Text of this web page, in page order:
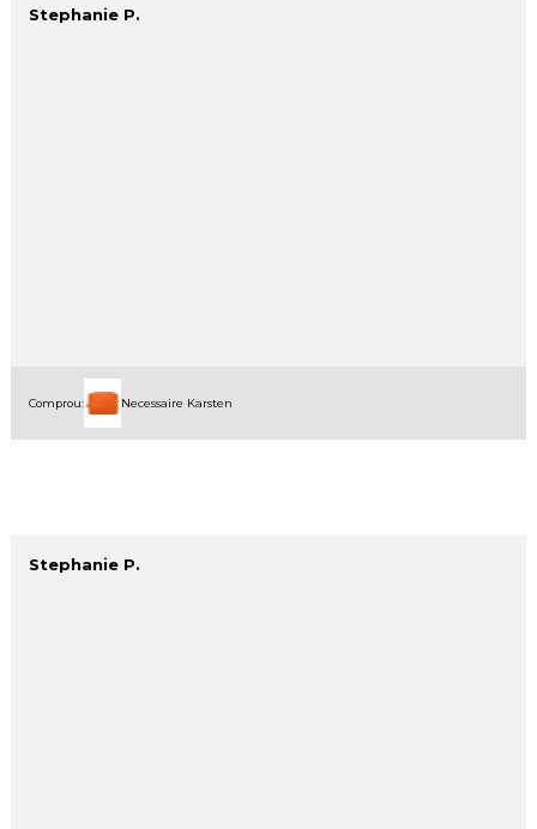
Stephanie P.
Comprou: Necessaire Karsten
Stephanie P.